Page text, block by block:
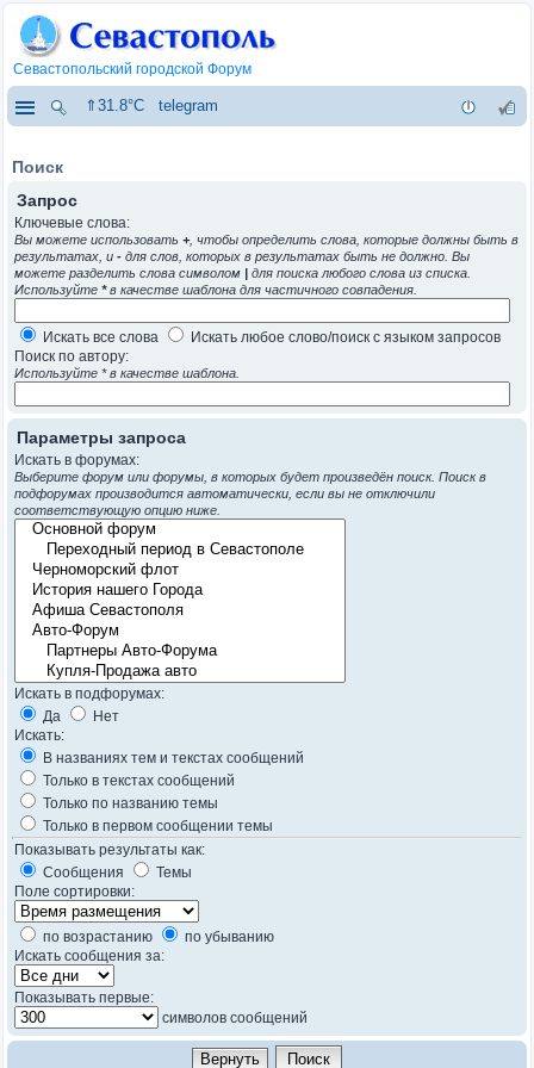
Севастопольский городской Форум
⇑31.8°C telegram
Поиск
Запрос
Ключевые слова:
Вы можете использовать +, чтобы определить слова, которые должны быть в
результатах, и - для слов, которых в результатах быть не должно. Вы
можете разделить слова символом | для поиска любого слова из списка.
Используйте *в качестве шаблона для частичного совпадения.
Искать все слова
Искать любое слово/поиск с языком запросов
Поиск по автору:
Используйте * в качестве шаблона.
Параметры запроса
Искать в форумах:
Выберите форум или форумы, в которых будет произведён поиск. Поиск в
подфорумах производится автоматически, если вы не отключили
соответствующую опцию ниже.
Искать в подфорумах:
Да
Нет
Искать:
В названиях тем и текстах сообщений
Только в текстах сообщений
Только по названию темы
Только в первом сообщении темы
Показывать результаты как:
Сообщения
Темы
Поле сортировки:
по возрастанию
по убыванию
Искать сообщения за:
Показывать первые:
символов сообщений